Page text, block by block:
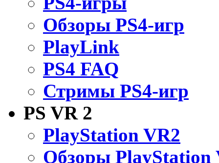
Обзоры PS4-игр
PlayLink
PS4 FAQ
Стримы PS4-игр
PS VR 2
PlayStation VR2
Обзоры PlayStation